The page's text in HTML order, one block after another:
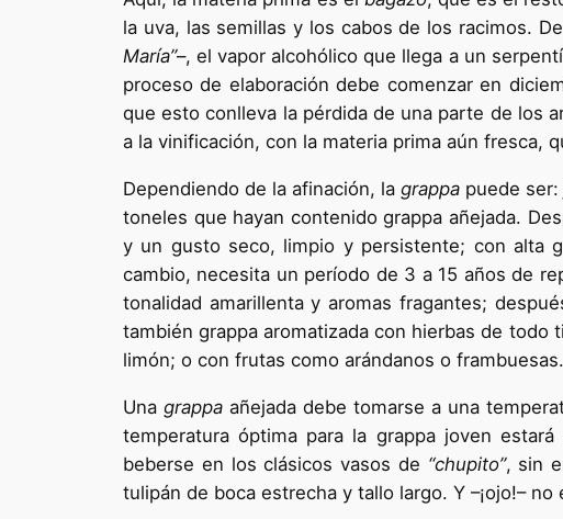
la uva, las semillas y los cabos de los racimos.
María”–, el vapor alcohólico que llega a un
proceso de elaboración debe comenzar en
que esto conlleva la pérdida de una parte de los
a la vinificación, con la materia prima aún fresca,
Dependiendo de la afinación, lagrappa puede
toneles que hayan contenido grappa añejada.
y un gusto seco, limpio y persistente; con alta
cambio, necesita un período de 3 a 15 años de
tonalidad amarillenta y aromas fragantes;
también grappa aromatizada con hierbas de
limón; o con frutas como arándanos o
Una grappaañejada debe tomarse a una
temperatura óptima para la grappa joven
beberse en los clásicos vasos de “chupito”, sin
tulipán de boca estrecha y tallo largo. Y –¡ojo!–